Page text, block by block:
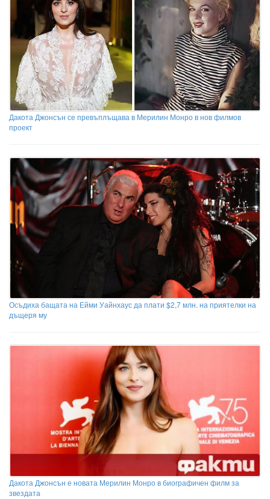
Дакота Джонсън се превъплъщава в Мерилин Монро в нов филмов
проект
Осъдиха бащата на Ейми Уайнхаус да плати $2,7 млн. на приятелки на
дъщеря му
Дакота Джонсън е новата Мерилин Монро в биографичен филм за
звездата